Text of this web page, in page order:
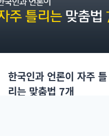
한국인과 언론이 자주 틀
리는 맞춤법 7개